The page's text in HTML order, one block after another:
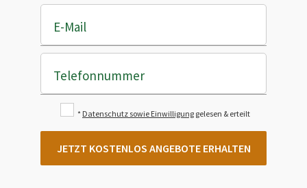
E-Mail
Telefonnummer
* Datenschutz sowie Einwilligung gelesen & erteilt
JETZT KOSTENLOS ANGEBOTE ERHALTEN